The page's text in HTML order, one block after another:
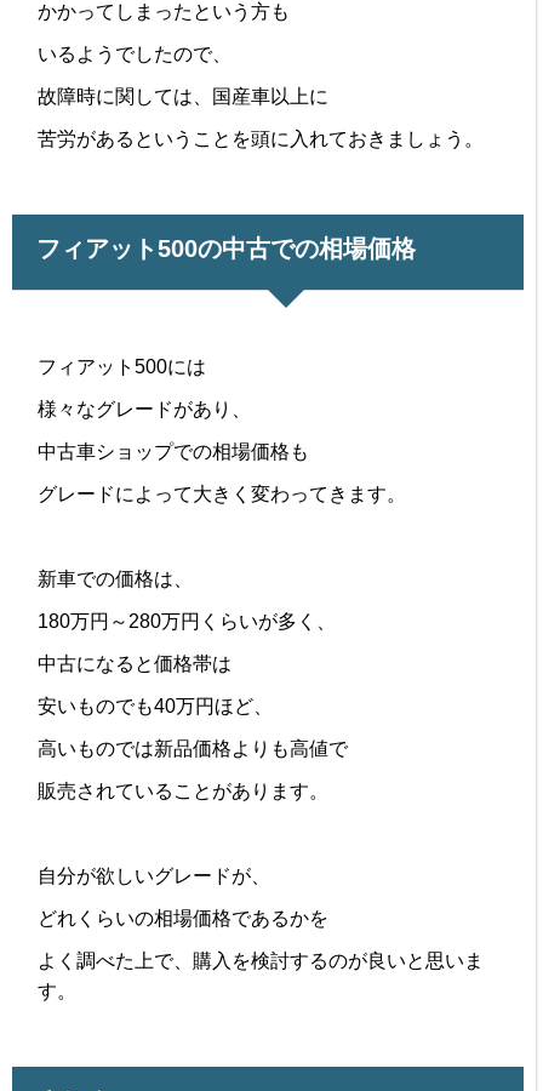
かかってしまったという方も
いるようでしたので、
故障時に関しては、国産車以上に
苦労があるということを頭に入れておきましょう。
フィアット500の中古での相場価格
フィアット500には
様々なグレードがあり、
中古車ショップでの相場価格も
グレードによって大きく変わってきます。
新車での価格は、
180万円～280万円くらいが多く、
中古になると価格帯は
安いものでも40万円ほど、
高いものでは新品価格よりも高値で
販売されていることがあります。
自分が欲しいグレードが、
どれくらいの相場価格であるかを
よく調べた上で、購入を検討するのが良いと思いま
す。